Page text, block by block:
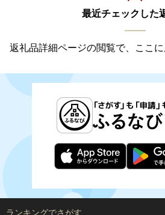
最近チェックした
返礼品詳細ページの閲覧で、ここに
ランキングでさがす